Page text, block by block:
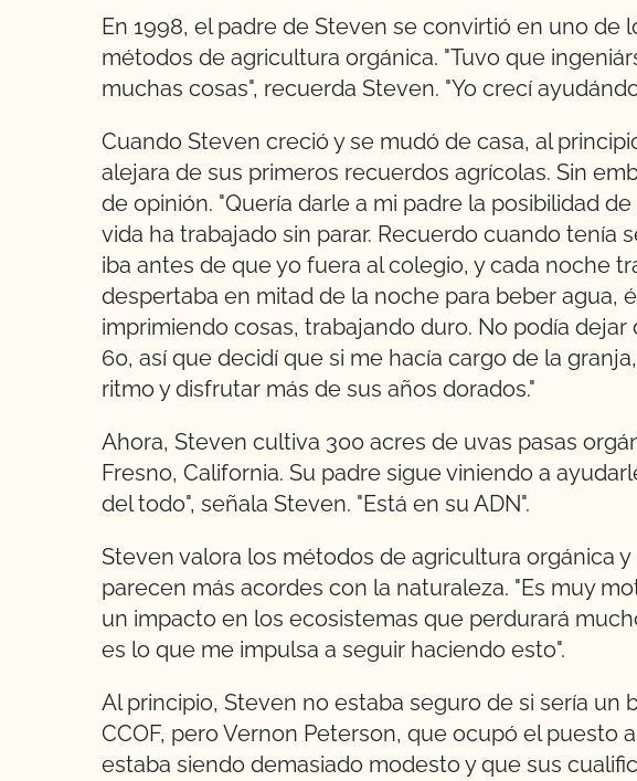
En 1998, el padre de Steven se convirtió en uno de
métodos de agricultura orgánica. "Tuvo que
muchas cosas", recuerda Steven. "Yo crecí
Cuando Steven creció y se mudó de casa, al
alejara de sus primeros recuerdos agrícolas. Sin
de opinión. "Quería darle a mi padre la posibilidad de
vida ha trabajado sin parar. Recuerdo cuando tenía
iba antes de que yo fuera al colegio, y cada noche
despertaba en mitad de la noche para beber agua,
imprimiendo cosas, trabajando duro. No podía dejar
60, así que decidí que si me hacía cargo de la
ritmo y disfrutar más de sus años dorados."
Ahora, Steven cultiva 300 acres de uvas pasas
Fresno, California. Su padre sigue viniendo a
del todo", señala Steven. "Está en su ADN".
Steven valora los métodos de agricultura orgánica
parecen más acordes con la naturaleza. "Es muy
un impacto en los ecosistemas que perdurará
es lo que me impulsa a seguir haciendo esto".
Al principio, Steven no estaba seguro de si sería un
CCOF, pero Vernon Peterson, que ocupó el puesto
estaba siendo demasiado modesto y que sus